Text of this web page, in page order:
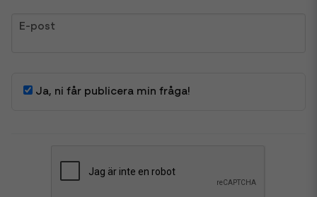
email
E-post
Ja, ni får publicera min fråga!